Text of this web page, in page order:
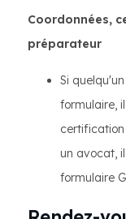
Coordonnées,
préparateur
Si
formulaire,
certification
un avocat,
formulaire